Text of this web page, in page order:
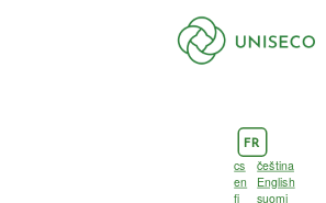
FR
cs
čeština
en
English
fi
suomi